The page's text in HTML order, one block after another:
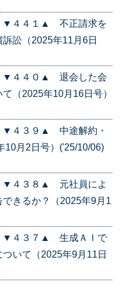
▼４４１▲ 不正請求を
訟（2025年11月6日
▼４４０▲ 退会した会
（2025年10月16日号）
▼４３９▲ 中途解約・
10月2日号）('25/10/06)
▼４３８▲ 元社員によ
きるか？（2025年9月1
▼４３７▲ 生成ＡＩで
いて（2025年9月11日